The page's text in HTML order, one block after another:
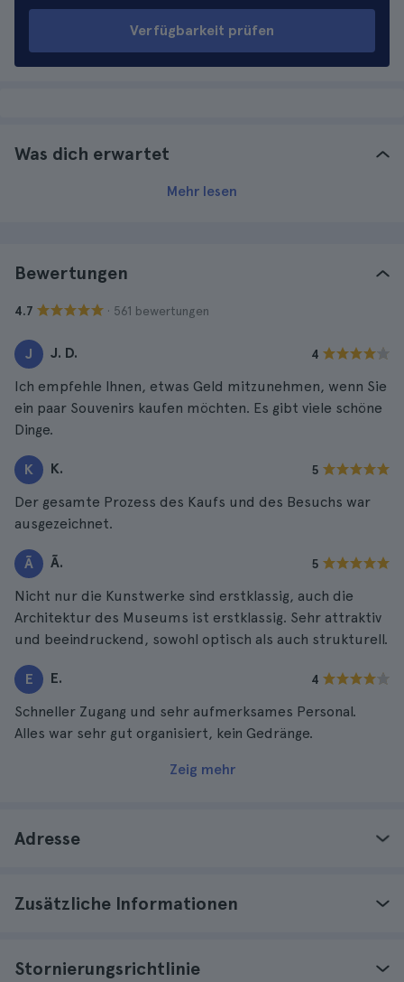
Verfügbarkeit prüfen
Was dich erwartet
Mehr lesen
Bewertungen
4.7 · 561 bewertungen
J J. D. 4
Ich empfehle Ihnen, etwas Geld mitzunehmen, wenn Sie
ein paar Souvenirs kaufen möchten. Es gibt viele schöne
Dinge.
K K. 5
Der gesamte Prozess des Kaufs und des Besuchs war
ausgezeichnet.
Ã Ã. 5
Nicht nur die Kunstwerke sind erstklassig, auch die
Architektur des Museums ist erstklassig. Sehr attraktiv
und beeindruckend, sowohl optisch als auch strukturell.
E E. 4
Schneller Zugang und sehr aufmerksames Personal.
Alles war sehr gut organisiert, kein Gedränge.
Zeig mehr
Adresse
Zusätzliche Informationen
Stornierungsrichtlinie